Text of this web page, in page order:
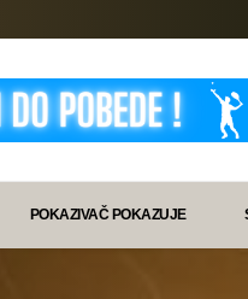
POKAZIVAČ POKAZUJE